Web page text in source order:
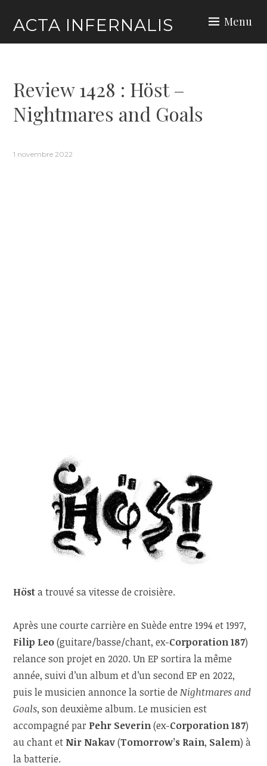
content
ACTA INFERNALIS Menu
Review 1428 : Höst –
Nightmares and Goals
1 novembre 2022
Hösta trouvé sa vitesse de croisière.
Après une courte carrière en Suède entre 1994 et 1997,
Filip Leo(guitare/basse/chant, ex-Corporation 187)
relance son projet en 2020. Un EP sortira la même
année, suivi d’un album et d’un second EP en 2022,
puis le musicien annonce la sortie deNightmares and
Goals, son deuxième album. Le musicien est
accompagné par Pehr Severin(ex-Corporation 187)
au chant et Nir Nakav(Tomorrow’s Rain, Salem) à
la batterie.